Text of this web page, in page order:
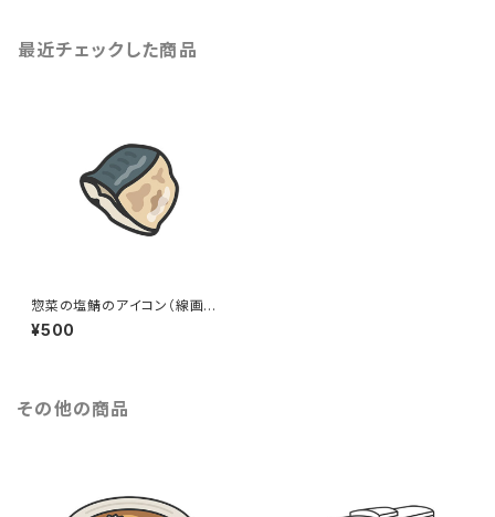
最近チェックした商品
惣菜の塩鯖のアイコン（線画カ
ラー）のイラスト
¥500
その他の商品